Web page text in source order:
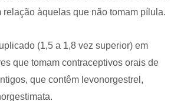
àquelas que não tomam pílula.
(1,5 a 1,8 vez superior) em
que tomam contraceptivos orais de
que contêm levonorgestrel,